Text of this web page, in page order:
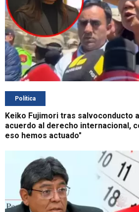
Política
Keiko Fujimori tras salvoconducto
acuerdo al derecho internacional,
eso hemos actuado"